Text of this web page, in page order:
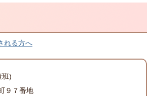
れる方へ
班)
９７番地